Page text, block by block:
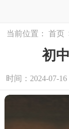
当前位置： 首页
初
时间：2024-07-16